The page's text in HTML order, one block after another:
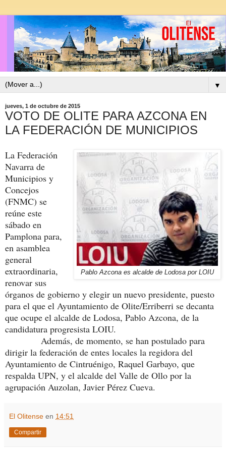
▼
jueves, 1 de octubre de 2015
VOTO DE OLITE PARA AZCONA EN
LA FEDERACIÓN DE MUNICIPIOS
Pablo Azcona es alcalde de Lodosa por LOIU
La Federación
Navarra de
Municipios y
Concejos
(FNMC) se
reúne este
sábado en
Pamplona para,
en asamblea
general
extraordinaria,
renovar sus
órganos de gobierno y elegir un nuevo presidente, puesto
para el que el Ayuntamiento de Olite/Erriberri se decanta
que ocupe el alcalde de Lodosa, Pablo Azcona, de la
candidatura progresista LOIU.
Además, de momento, se han postulado para
dirigir la federación de entes locales la regidora del
Ayuntamiento de Cintruénigo, Raquel Garbayo, que
respalda UPN, y el alcalde del Valle de Ollo por la
agrupación Auzolan, Javier Pérez Cueva.
El Olitense en 14:51
Compartir